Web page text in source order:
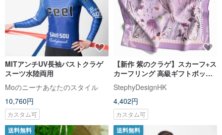
MITアンチUV長袖バストクラゲ
スーツ水陸両用
Moのニーナあなたのスタイル
10,760円
カスタム可
【新作 紫のクラゲ】スカーフ+ス
カーフリング 高級ギフトボック
ス/スカーフ/ストール |
StephyDesignHK
4,402円
カスタム可
送料無料 送料無料